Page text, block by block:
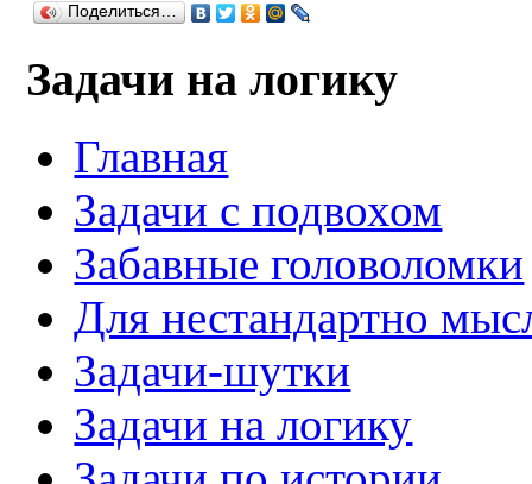
Поделиться…
Задачи на логику
Главная
Задачи с подвохом
Забавные головоломки
Для нестандартно
Задачи-шутки
Задачи на логику